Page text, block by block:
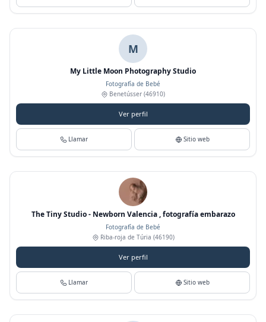
M
My Little Moon Photography Studio
Fotografía de Bebé
Benetússer (46910)
Ver perfil
Llamar Sitio web
The Tiny Studio - Newborn Valencia , fotografía embarazo
Fotografía de Bebé
Riba-roja de Túria (46190)
Ver perfil
Llamar Sitio web